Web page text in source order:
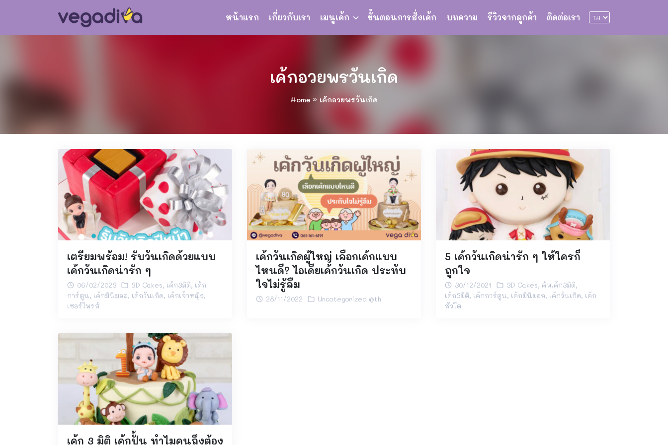
หน้าแรก เกี่ยวกับเรา เมนูเค้ก ขั้นตอนการสั่งเค้ก บทความ รีวิวจากลูกค้า ติดต่อเรา
เค้กอวยพรวันเกิด
Home» เค้กอวยพรวันเกิด
เตรียมพร้อม! รับวันเกิดด้วยแบบ
เค้กวันเกิดน่ารัก ๆ
06/02/2023 3D Cakes, เค้ก3มิติ, เค้ก
การ์ตูน, เค้กมินิมอล, เค้กวันเกิด, เค้กเจ้าหญิง,
เซอร์ไพรส์
เค้กวันเกิดผู้ใหญ่ เลือกเค้กแบบ
ไหนดี? ไอเดียเค้กวันเกิด ประทับ
ใจไม่รู้ลืม
28/11/2022 Uncategorized @th
5 เค้กวันเกิดน่ารัก ๆ ให้ใครก็
ถูกใจ
30/12/2021 3D Cakes, คัพเค้ก3มิติ,
เค้ก3มิติ, เค้กการ์ตูน, เค้กมินิมอล, เค้กวันเกิด, เค้ก
หัวโต
เค้ก 3 มิติ เค้กปั้น ทำไมคนถึงต้อง